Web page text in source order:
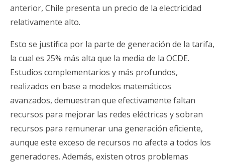
anterior, Chile presenta un precio de la electricidad
relativamente alto.
Esto se justifica por la parte de generación de la tarifa,
la cual es 25% más alta que la media de la OCDE.
Estudios complementarios y más profundos,
realizados en base a modelos matemáticos
avanzados, demuestran que efectivamente faltan
recursos para mejorar las redes eléctricas y sobran
recursos para remunerar una generación eficiente,
aunque este exceso de recursos no afecta a todos los
generadores. Además, existen otros problemas